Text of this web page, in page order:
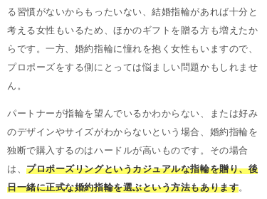
る習慣がないからもったいない、結婚指輪があれば十分と
考える女性もいるため、ほかのギフトを贈る方も増えたか
らです。一方、婚約指輪に憧れを抱く女性もいますので、
プロポーズをする側にとっては悩ましい問題かもしれませ
ん。
パートナーが指輪を望んでいるかわからない、または好み
のデザインやサイズがわからないという場合、婚約指輪を
独断で購入するのはハードルが高いものです。その場合
は、プロポーズリングというカジュアルな指輪を贈り、後
日一緒に正式な婚約指輪を選ぶという方法もあります。